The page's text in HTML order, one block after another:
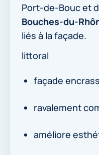
Port-de-Bouc et
Bouches-du-
liés à la façade.
littoral
façade
ravalement
améliore